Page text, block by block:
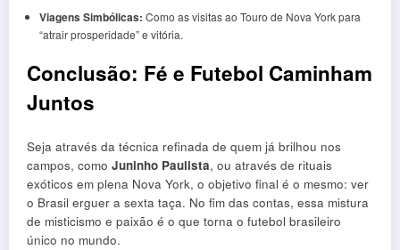
Viagens Simbólicas: Como as visitas ao Touro de Nova York para
“atrair prosperidade” e vitória.
Conclusão: Fé e Futebol Caminham
Juntos
Seja através da técnica refinada de quem já brilhou nos
campos, como Juninho Paulista, ou através de rituais
exóticos em plena Nova York, o objetivo final é o mesmo: ver
o Brasil erguer a sexta taça. No fim das contas, essa mistura
de misticismo e paixão é o que torna o futebol brasileiro
único no mundo.